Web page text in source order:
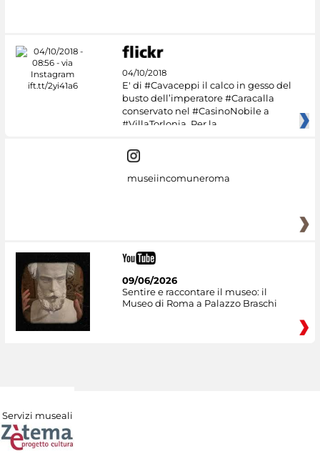
04/10/2018
E' di #Cavaceppi il calco in gesso del
busto dell’imperatore #Caracalla
conservato nel #CasinoNobile a
#VillaTorlonia. Per la
museiincomuneroma
09/06/2026
Sentire e raccontare il museo: il
Museo di Roma a Palazzo Braschi
Servizi museali